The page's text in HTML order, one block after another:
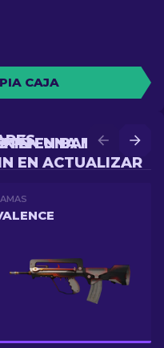
CAJA
UNA MEJOR
EN ACTUALIZAR
EN BATALLA